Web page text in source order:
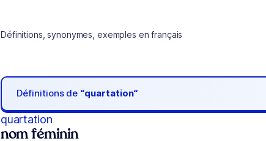
Définitions, synonymes, exemples en français
Définitions de “quartation“
quartation
nom féminin